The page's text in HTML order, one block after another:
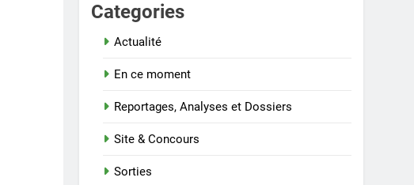
Categories
Actualité
En ce moment
Reportages, Analyses et Dossiers
Site & Concours
Sorties